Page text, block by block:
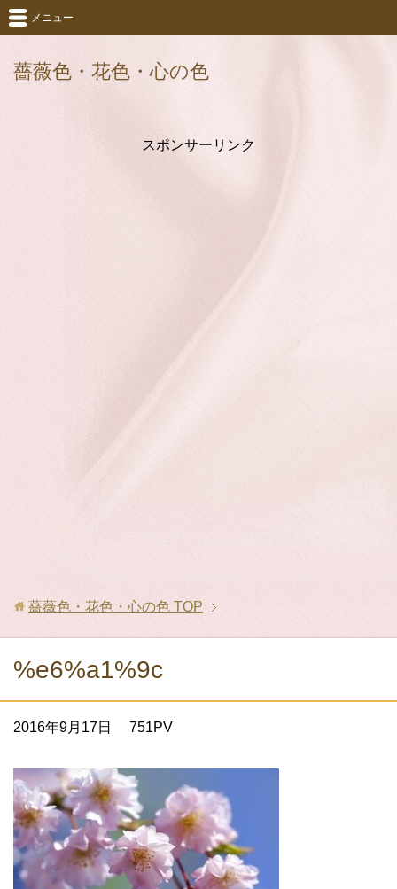
薔薇色・花色・心の色
メニュー
スポンサーリンク
薔薇色・花色・心の色 TOP
%e6%a1%9c
2016年9月17日 751PV